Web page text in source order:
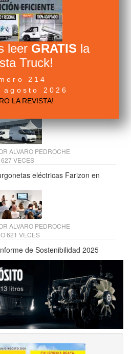
CAMIÓN ACTUALIDAD
VECES
transporte de mercancías desde
ALVARO PEDROCHE
su nueva sede de Getafe a
ALVARO PEDROCHE
VECES
eléctricas Farizon en
ALVARO PEDROCHE
621 VECES
de Sostenibilidad 2025
leer GRATIS la
Truck!
214
2026
LA REVISTA!